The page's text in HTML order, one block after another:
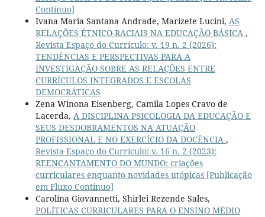
Contínuo]
Ivana Maria Santana Andrade, Marizete Lucini, AS
RELAÇÕES ÉTNICO-RACIAIS NA EDUCAÇÃO BÁSICA ,
Revista Espaço do Currículo: v. 19 n. 2 (2026):
TENDÊNCIAS E PERSPECTIVAS PARA A
INVESTIGAÇÃO SOBRE AS RELAÇÕES ENTRE
CURRÍCULOS INTEGRADOS E ESCOLAS
DEMOCRÁTICAS
Zena Winona Eisenberg, Camila Lopes Cravo de
Lacerda, A DISCIPLINA PSICOLOGIA DA EDUCAÇÃO E
SEUS DESDOBRAMENTOS NA ATUAÇÃO
PROFISSIONAL E NO EXERCÍCIO DA DOCÊNCIA ,
Revista Espaço do Currículo: v. 16 n. 2 (2023):
REENCANTAMENTO DO MUNDO: criações
curriculares enquanto novidades utópicas [Publicação
em Fluxo Contínuo]
Carolina Giovannetti, Shirlei Rezende Sales,
POLÍTICAS CURRICULARES PARA O ENSINO MÉDIO